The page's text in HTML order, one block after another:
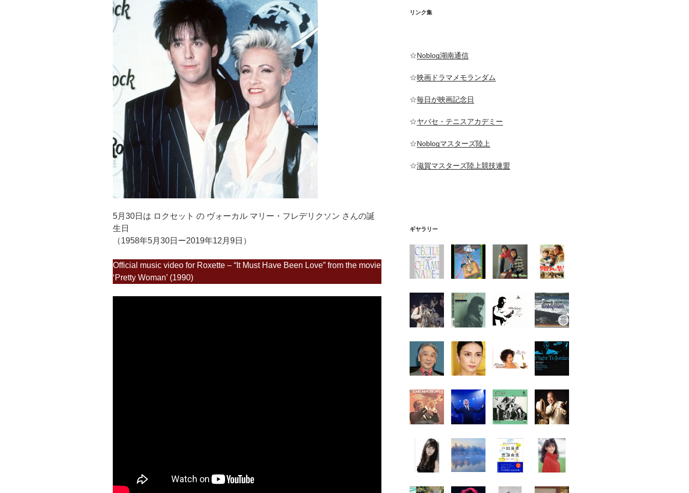
5月30日は ロクセット の ヴォーカル マリー・フレデリクソン さんの誕
生日
（1958年5月30日ー2019年12月9日）
Official music video for Roxette – “It Must Have Been Love” from the movie
‘Pretty Woman’ (1990)
リンク集
☆Noblog湖南通信
☆映画ドラマメモランダム
☆毎日が映画記念日
☆ヤバセ・テニスアカデミー
☆Noblogマスターズ陸上
☆滋賀マスターズ陸上競技連盟
ギヤラリー